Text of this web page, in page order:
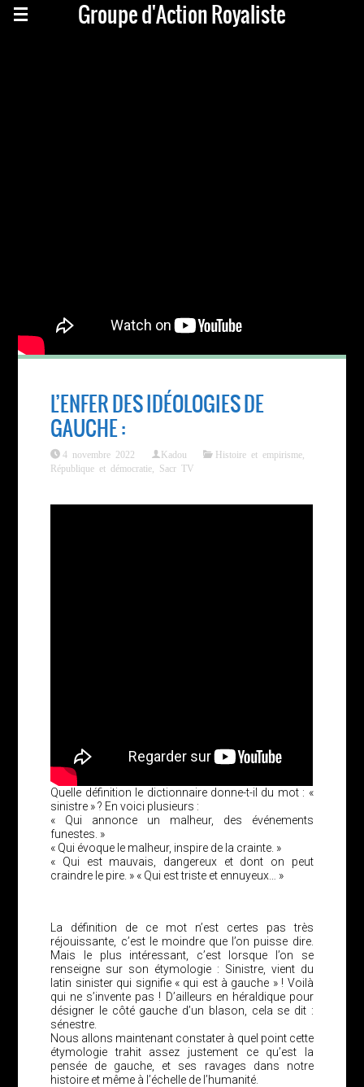
Groupe d'Action Royaliste
L’ENFER DES IDÉOLOGIES DE
GAUCHE :
4 novembre 2022 Kadou Histoire et empirisme
République et démocratie
Sacr TV
Quelle définition le dictionnaire donne-t-il du mot : «
sinistre » ? En voici plusieurs :
« Qui annonce un malheur, des événements
funestes. »
« Qui évoque le malheur, inspire de la crainte. »
« Qui est mauvais, dangereux et dont on peut
craindre le pire. » « Qui est triste et ennuyeux… »
La définition de ce mot n’est certes pas très
réjouissante, c’est le moindre que l’on puisse dire.
Mais le plus intéressant, c’est lorsque l’on se
renseigne sur son étymologie : Sinistre, vient du
latin sinister qui signifie « qui est à gauche » ! Voilà
qui ne s’invente pas ! D’ailleurs en héraldique pour
désigner le côté gauche d’un blason, cela se dit :
sénestre.
Nous allons maintenant constater à quel point cette
étymologie trahit assez justement ce qu’est la
pensée de gauche, et ses ravages dans notre
histoire et même à l’échelle de l’humanité.